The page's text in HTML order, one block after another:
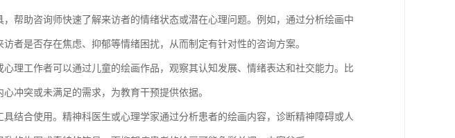
帮助咨询师快速了解来访者的情绪状态或潜在心理问题。例如，通过分析绘画中
者是否存在焦虑、抑郁等情绪困扰，从而制定有针对性的咨询方案。
理工作者可以通过儿童的绘画作品，观察其认知发展、情绪表达和社交能力。比
冲突或未满足的需求，为教育干预提供依据。
结合使用。精神科医生或心理学家通过分析患者的绘画内容，诊断精神障碍或人